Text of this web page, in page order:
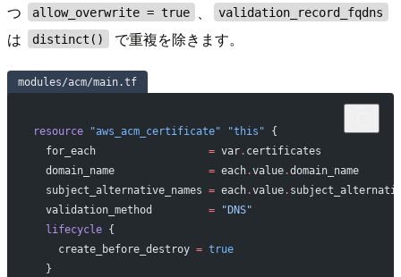
つ
allow_overwrite = true validation_record_fqdns
は distinct() で重複を除きます。
modules/acm/main.tf
resource "aws_acm_certificate" "this" {
  for_each
                  =
var. certificates
  domain_name
               =
each.value.
  subject_alternative_names
= each.value.
  validation_method
         =
"DNS"
  lifecycle
{
    create_before_destroy
= true
  }